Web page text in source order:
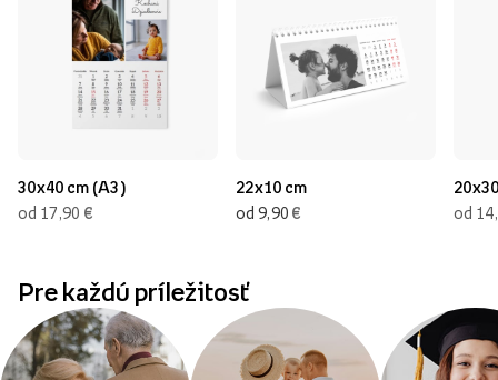
30x40 cm (A3)
od 17,90 €
22x10 cm
od 9,90 €
od
Pre každú príležitosť